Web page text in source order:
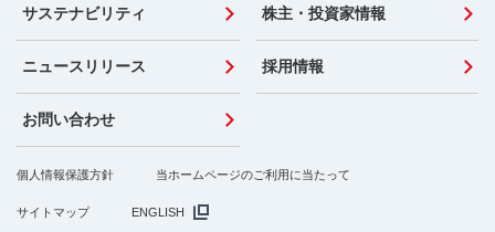
サステナビリティ 株主・投資家情報
ニュースリリース 採用情報
お問い合わせ
個人情報保護方針 当ホームページのご利用に当たって
サイトマップ ENGLISH